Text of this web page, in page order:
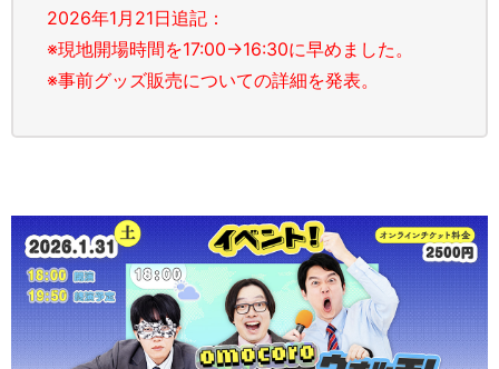
2026年1月21日追記：
※現地開場時間を17:00→16:30に早めました。
※事前グッズ販売についての詳細を発表。